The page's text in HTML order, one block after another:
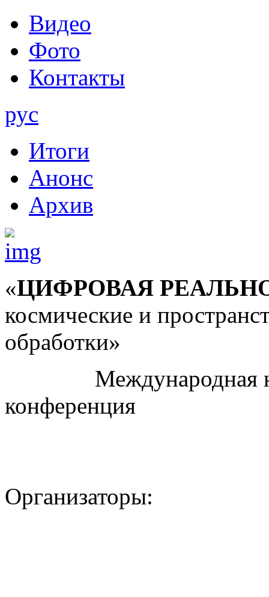
Видео
Фото
Контакты
рус
Итоги
Анонс
Архив
«ЦИФРОВАЯ
космические и
обработки»
Международная
конференция
Организаторы: